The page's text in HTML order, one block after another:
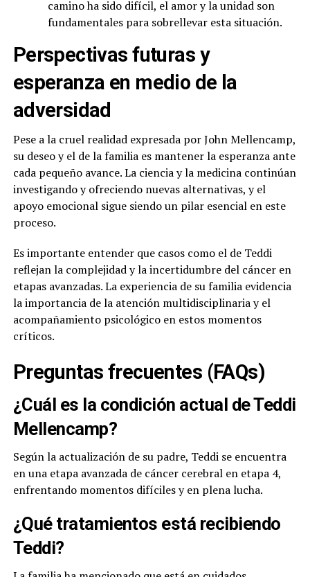
camino ha sido difícil, el amor y la unidad son
fundamentales para sobrellevar esta situación.
Perspectivas futuras y
esperanza en medio de la
adversidad
Pese a la cruel realidad expresada por John Mellencamp,
su deseo y el de la familia es mantener la esperanza ante
cada pequeño avance. La ciencia y la medicina continúan
investigando y ofreciendo nuevas alternativas, y el
apoyo emocional sigue siendo un pilar esencial en este
proceso.
Es importante entender que casos como el de Teddi
reflejan la complejidad y la incertidumbre del cáncer en
etapas avanzadas. La experiencia de su familia evidencia
la importancia de la atención multidisciplinaria y el
acompañamiento psicológico en estos momentos
críticos.
Preguntas frecuentes (FAQs)
¿Cuál es la condición actual de Teddi
Mellencamp?
Según la actualización de su padre, Teddi se encuentra
en una etapa avanzada de cáncer cerebral en etapa 4,
enfrentando momentos difíciles y en plena lucha.
¿Qué tratamientos está recibiendo
Teddi?